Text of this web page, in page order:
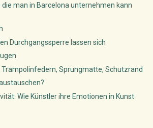
man in Barcelona unternehmen kann
Durchgangssperre lassen sich
Trampolinfedern, Sprungmatte, Schutzrand
Wie Künstler ihre Emotionen in Kunst